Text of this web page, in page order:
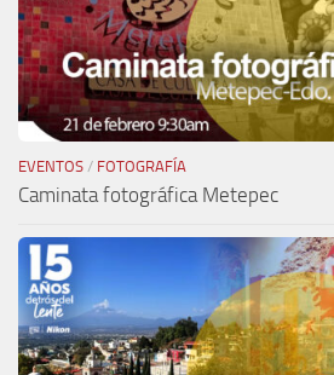
EVENTOS / FOTOGRAFÍA
Caminata fotográfica Metepec